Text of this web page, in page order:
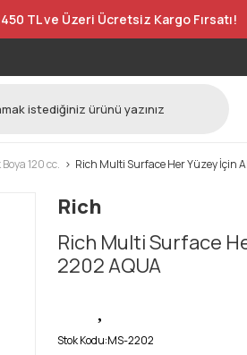
TL ve Üzeri Ücretsiz Kargo Fırsatı!
120 cc. Rich Multi Surface Her Yüzey İçin
Rich
Rich Multi Surface
2202 AQUA
Stok Kodu:MS-2202